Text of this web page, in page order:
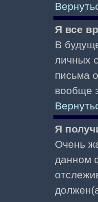
Я все
В
личных
письма
вообще
Я
Очень
данном